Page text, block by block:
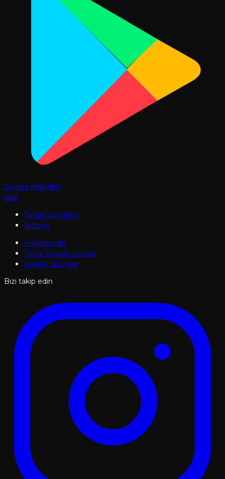
Google Play'den
İndir
Sanat Gündemi
İletişim
Hakkımızda
Sıkça Sorulan Sorular
Yasal Hükümler
Bizi takip edin